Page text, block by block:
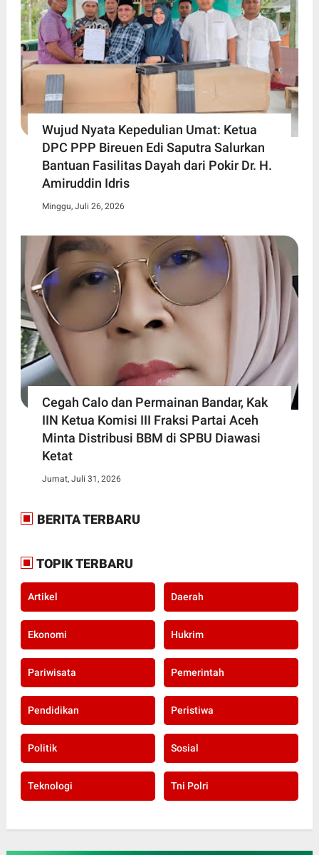
Wujud Nyata Kepedulian Umat: Ketua
DPC PPP Bireuen Edi Saputra Salurkan
Bantuan Fasilitas Dayah dari Pokir Dr. H.
Amiruddin Idris
Minggu, Juli 26, 2026
Cegah Calo dan Permainan Bandar, Kak
IIN Ketua Komisi III Fraksi Partai Aceh
Minta Distribusi BBM di SPBU Diawasi
Ketat
Jumat, Juli 31, 2026
BERITA TERBARU
TOPIK TERBARU
Artikel Daerah
Ekonomi Hukrim
Pariwisata Pemerintah
Pendidikan Peristiwa
Politik Sosial
Teknologi Tni Polri